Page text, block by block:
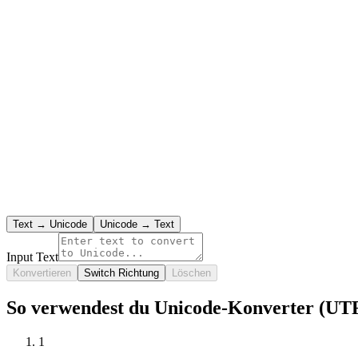
Text → Unicode Unicode → Text
Input Text
Konvertieren Switch Richtung Löschen
So verwendest du Unicode-Konverter
1